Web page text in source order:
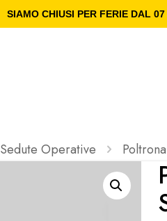
SIAMO CHIUSI PER FERIE DAL
Sedute Operative